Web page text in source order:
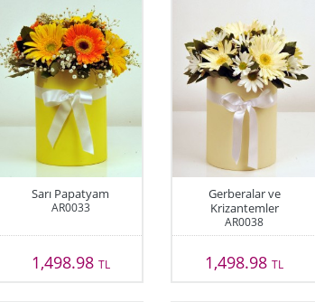
Sarı Papatyam
AR0033
1,498.98 TL
Gerberalar ve
Krizantemler
AR0038
1,498.98TL